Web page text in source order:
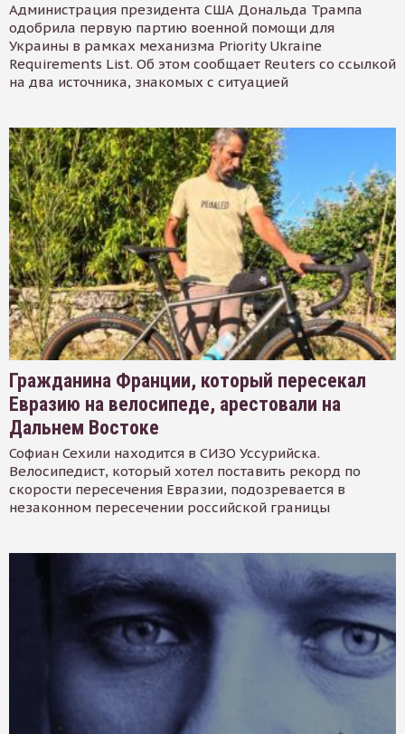
Администрация президента США Дональда Трампа
одобрила первую партию военной помощи для
Украины в рамках механизма Priority Ukraine
Requirements List. Об этом сообщает Reuters со ссылкой
на два источника, знакомых с ситуацией
Гражданина Франции, который пересекал
Евразию на велосипеде, арестовали на
Дальнем Востоке
Софиан Сехили находится в СИЗО Уссурийска.
Велосипедист, который хотел поставить рекорд по
скорости пересечения Евразии, подозревается в
незаконном пересечении российской границы